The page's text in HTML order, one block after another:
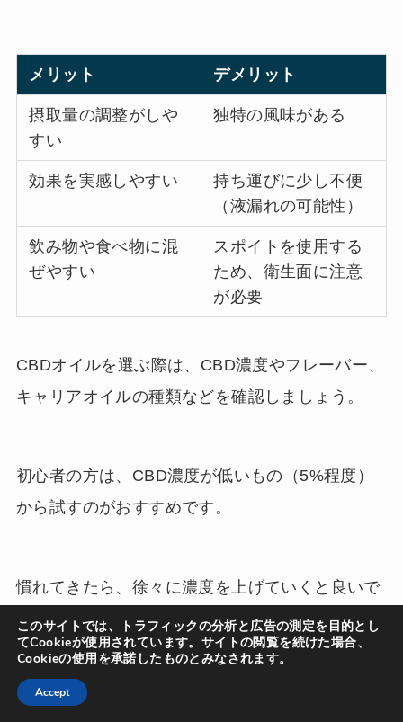
メリット デメリット
摂取量の調整がしや
すい
独特の風味がある
効果を実感しやすい
持ち運びに少し不便
（液漏れの可能性）
飲み物や食べ物に混
ぜやすい
スポイトを使用する
ため、衛生面に注意
が必要
CBDオイルを選ぶ際は、CBD濃度やフレーバー、
キャリアオイルの種類などを確認しましょう。
初心者の方は、CBD濃度が低いもの（5%程度）
から試すのがおすすめです。
慣れてきたら、徐々に濃度を上げていくと良いで
しょう。
手軽に試せるグミタイプ
このサイトでは、トラフィックの分析と広告の測定を目的とし
てCookieが使用されています。サイトの閲覧を続けた場合、
Cookieの使用を承諾したものとみなされます。
Accept